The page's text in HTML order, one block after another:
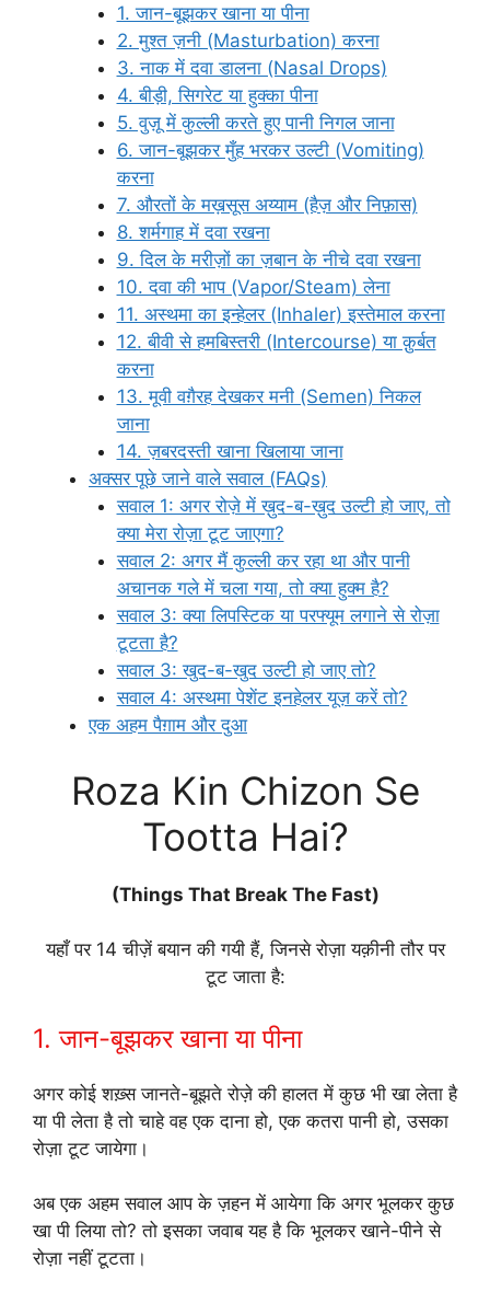
1. जान-बूझकर खाना या पीना
2. मुश्त ज़नी (Masturbation) करना
3. नाक में दवा डालना (Nasal Drops)
4. बीड़ी, सिगरेट या हुक्का पीना
5. वुज़ू में कुल्ली करते हुए पानी निगल जाना
6. जान-बूझकर मुँह भरकर उल्टी (Vomiting)
करना
7. औरतों के मख़सूस अय्याम (हैज़ और निफ़ास)
8. शर्मगाह में दवा रखना
9. दिल के मरीज़ों का ज़बान के नीचे दवा रखना
10. दवा की भाप (Vapor/Steam) लेना
11. अस्थमा का इन्हेलर (Inhaler) इस्तेमाल करना
12. बीवी से हमबिस्तरी (Intercourse) या क़ुर्बत
करना
13. मूवी वग़ैरह देखकर मनी (Semen) निकल
जाना
14. ज़बरदस्ती खाना खिलाया जाना
अक्सर पूछे जाने वाले सवाल (FAQs)
सवाल 1: अगर रोज़े में ख़ुद-ब-ख़ुद उल्टी हो जाए, तो
क्या मेरा रोज़ा टूट जाएगा?
सवाल 2: अगर मैं कुल्ली कर रहा था और पानी
अचानक गले में चला गया, तो क्या हुक्म है?
सवाल 3: क्या लिपस्टिक या परफ्यूम लगाने से रोज़ा
टूटता है?
सवाल 3: खुद-ब-खुद उल्टी हो जाए तो?
सवाल 4: अस्थमा पेशेंट इनहेलर यूज़ करें तो?
एक अहम पैग़ाम और दुआ
Roza Kin Chizon Se
Tootta Hai?
(Things That Break The Fast)
यहाँ पर 14 चीज़ें बयान की गयी हैं, जिनसे रोज़ा यक़ीनी तौर पर
टूट जाता है:
1. जान-बूझकर खाना या पीना
अगर कोई शख़्स जानते-बूझते रोज़े की हालत में कुछ भी खा लेता है
या पी लेता है तो चाहे वह एक दाना हो, एक कतरा पानी हो, उसका
रोज़ा टूट जायेगा।
अब एक अहम सवाल आप के ज़हन में आयेगा कि अगर भूलकर कुछ
खा पी लिया तो? तो इसका जवाब यह है कि भूलकर खाने-पीने से
रोज़ा नहीं टूटता।